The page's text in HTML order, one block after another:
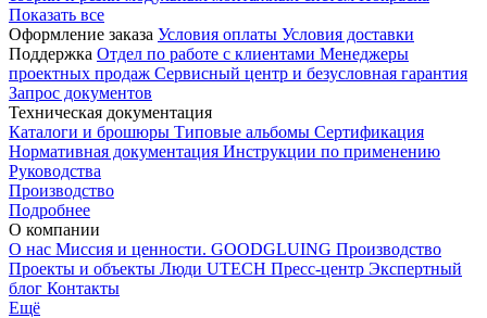
Показать все
Оформление заказа Условия оплаты Условия доставки
Поддержка Отдел по работе с клиентами Менеджеры
проектных продаж Сервисный центр и безусловная гарантия
Запрос документов
Техническая документация
Каталоги и брошюры Типовые альбомы Сертификация
Нормативная документация Инструкции по применению
Руководства
Производство
Подробнее
О компании
О нас Миссия и ценности. GOODGLUING Производство
Проекты и объекты Люди UTECH Пресс-центр Экспертный
блог Контакты
Ещё